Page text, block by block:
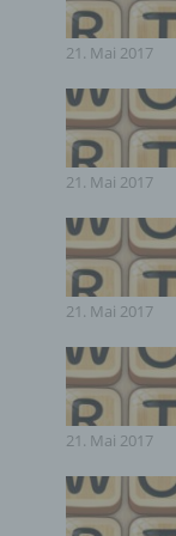
21. Mai 2017
21. Mai 2017
21. Mai 2017
21. Mai 2017